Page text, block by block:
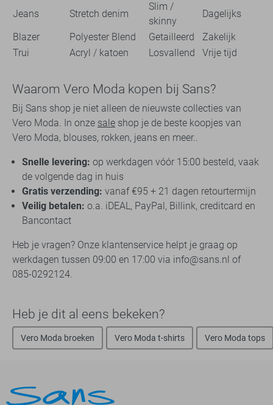
Jeans Stretch denim
Slim /
skinny
Dagelijks
Blazer
Polyester Blend Getailleerd
Zakelijk
Trui
Acryl / katoen Losvallend Vrije tijd
Waarom Vero Moda kopen bij Sans?
Bij Sans shop je niet alleen de nieuwste collecties van
Vero Moda. In onze sale shop je de beste koopjes van
Vero Moda, blouses, rokken, jeans en meer..
Snelle levering: op werkdagen vóór 15:00 besteld, vaak
de volgende dag in huis
Gratis verzending: vanaf €95 + 21 dagen retourtermijn
Veilig betalen: o.a. iDEAL, PayPal, Billink, creditcard en
Bancontact
Heb je vragen? Onze klantenservice helpt je graag op
werkdagen tussen 09:00 en 17:00 via info@sans.nl of
085-0292124.
Heb je dit al eens bekeken?
Vero Moda broeken Vero Moda t-shirts Vero Moda tops